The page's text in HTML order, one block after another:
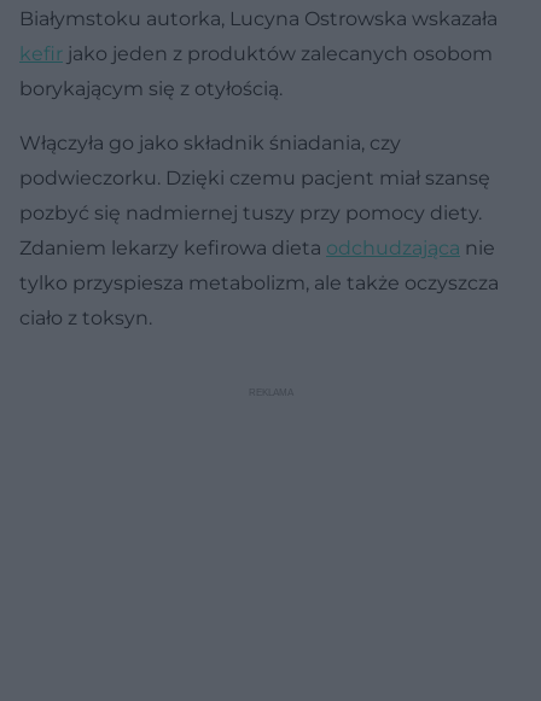
Białymstoku autorka, Lucyna Ostrowska wskazała
kefir jako jeden z produktów zalecanych osobom
borykającym się z otyłością.
Włączyła go jako składnik śniadania, czy
podwieczorku. Dzięki czemu pacjent miał szansę
pozbyć się nadmiernej tuszy przy pomocy diety.
Zdaniem lekarzy kefirowa dieta odchudzająca nie
tylko przyspiesza metabolizm, ale także oczyszcza
ciało z toksyn.